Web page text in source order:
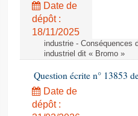
Date de
dépôt :
18/11/2025
industrie - Conséquences
industriel dit « Bromo »
Question écrite n° 13853
Date de
dépôt :